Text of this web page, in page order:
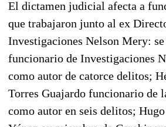
El dictamen judicial afecta a
que trabajaron junto al ex
Investigaciones Nelson Mery:
funcionario de Investigaciones
como autor de catorce delitos;
Torres Guajardo funcionario de
como autor en seis delitos;